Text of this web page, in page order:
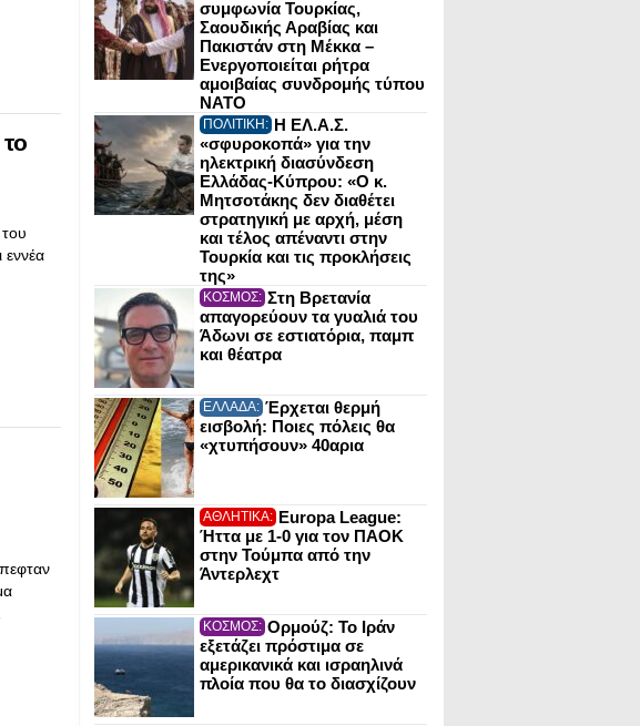
εννέα
συμφωνία Τουρκίας,
Σαουδικής Αραβίας και
Πακιστάν στη Μέκκα –
Ενεργοποιείται ρήτρα
αμοιβαίας συνδρομής τύπου
NATO
ΠΟΛΙΤΙΚΗ: Η ΕΛ.Α.Σ.
«σφυροκοπά» για την
ηλεκτρική διασύνδεση
Ελλάδας-Κύπρου: «Ο κ.
Μητσοτάκης δεν διαθέτει
στρατηγική με αρχή, μέση
και τέλος απέναντι στην
Τουρκία και τις προκλήσεις
της»
ΚΟΣΜΟΣ: Στη Βρετανία
απαγορεύουν τα γυαλιά του
Άδωνι σε εστιατόρια, παμπ
και θέατρα
ΕΛΛΑΔΑ: Έρχεται θερμή
εισβολή: Ποιες πόλεις θα
«χτυπήσουν» 40αρια
ΑΘΛΗΤΙΚΑ: Europa League:
Ήττα με 1-0 για τον ΠΑΟΚ
στην Τούμπα από την
Άντερλεχτ
ΚΟΣΜΟΣ: Ορμούζ: Το Ιράν
εξετάζει πρόστιμα σε
αμερικανικά και ισραηλινά
πλοία που θα το διασχίζουν